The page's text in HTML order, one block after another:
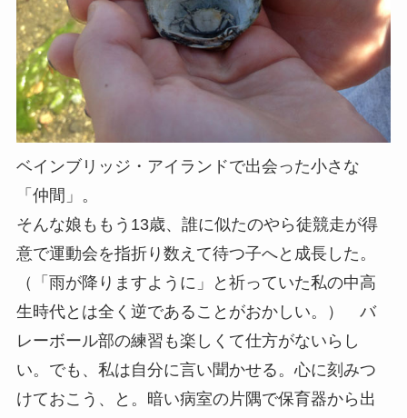
ベインブリッジ・アイランドで出会った小さな
「仲間」。
そんな娘ももう13歳、誰に似たのやら徒競走が得
意で運動会を指折り数えて待つ子へと成長した。
（「雨が降りますように」と祈っていた私の中高
生時代とは全く逆であることがおかしい。） バ
レーボール部の練習も楽しくて仕方がないらし
い。でも、私は自分に言い聞かせる。心に刻みつ
けておこう、と。暗い病室の片隅で保育器から出